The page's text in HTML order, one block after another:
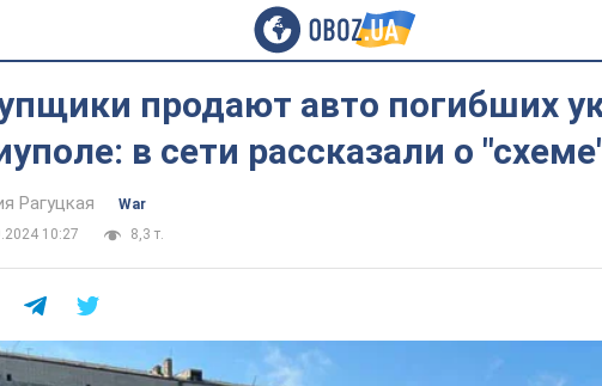
продают авто погибших
в сети рассказали о
Рагуцкая
War
10:27
8,3 т.